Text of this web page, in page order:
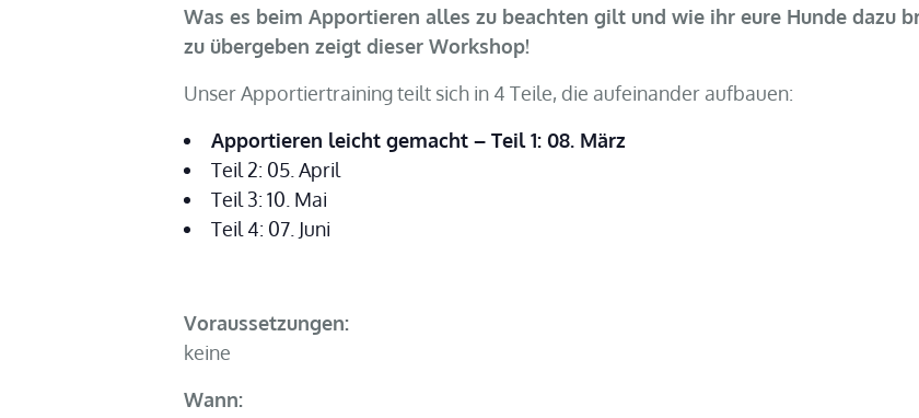
Was es beim Apportieren alles zu beachten gilt und wie ihr eure Hunde dazu
zu übergeben zeigt dieser Workshop!
Unser Apportiertraining teilt sich in 4 Teile, die aufeinander aufbauen:
Apportieren leicht gemacht – Teil 1: 08. März
Teil 2: 05. April
Teil 3: 10. Mai
Teil 4: 07. Juni
Voraussetzungen:
keine
Wann: